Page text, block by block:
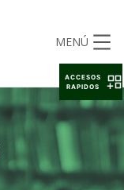
MENÚ
ACCESOS
RAPIDOS